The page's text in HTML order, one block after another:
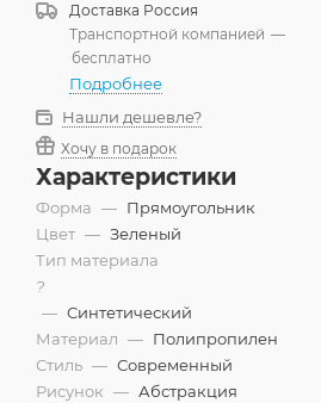
Доставка Россия
Транспортной компанией —
бесплатно
Подробнее
Нашли дешевле?
Хочу в подарок
Характеристики
Форма — Прямоугольник
Цвет — Зеленый
Тип материала
?
— Синтетический
Материал — Полипропилен
Стиль — Современный
Рисунок — Абстракция